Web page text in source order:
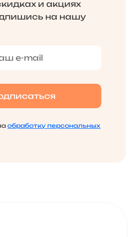
и акциях
на нашу
обработку персональных